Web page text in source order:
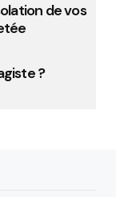
de vos
?